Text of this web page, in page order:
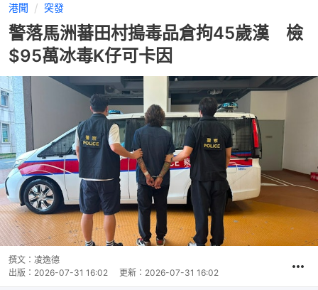
港聞 突發
警落馬洲蕃田村搗毒品倉拘45歲漢 檢
$95萬冰毒K仔可卡因
撰文： 凌逸德
出版： 2026-07-31 16:02 更新： 2026-07-31 16:02